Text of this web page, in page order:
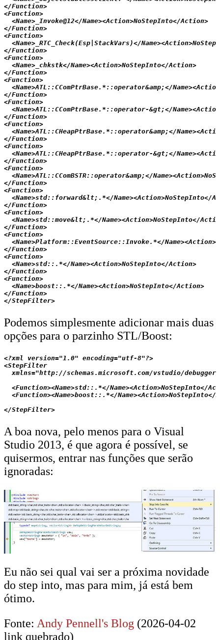
</Function>
<Function>
  <Name>_Invoke@12</Name><Action>NoStepInto</Action>
</Function>
<Function>
<Name>_RTC_Check(Esp|StackVars)</
</Function>
<Function>
  <Name>_chkstk</Name><Action>NoStepInto</Action>
</Function>
<Function>
<Name>ATL::CComPtrBase.*::operator&amp;</
</Function>
<Function>
<Name>ATL::CComPtrBase.*::operator-&gt;</
</Function>
<Function>
<Name>ATL::CHeapPtrBase.*::operator&amp;</
</Function>
<Function>
<Name>ATL::CHeapPtrBase.*::operator-&gt;</
</Function>
<Function>
<Name>ATL::CComBSTR::operator&amp;</
</Function>
<Function>
<Name>std::forward&lt;.*</Name><Action>NoStepInto</
</Function>
<Function>
<Name>std::move&lt;.*</Name><Action>NoStepInto</
</Function>
<Function>
<Name>Platform::EventSource::Invoke.*</
</Function>
<Function>
  <Name>std::.*</Name><Action>NoStepInto</Action>
</Function>
<Function>
  <Name>boost::.*</Name><Action>NoStepInto</Action>
</Function>
Podemos simplesmente adicionar mais duas
opções para o parzinho STL/Boost:
<?xml version="1.0" encoding="utf-8"?>
<StepFilter
xmlns="http://schemas.microsoft.com/vstudio/
<Function><Name>std::.*</Name><Action>NoStepInto</
<Function><Name>boost::.*</Name><Action>NoStepInto</
A boa nova, pelo menos para o Visual
Studio 2013, é que agora é possível, se
quisermos, entrar nas funções que serão
ignoradas:
Eu não sei qual vai ser a próxima novidade
do step into, mas para mim, já está bem
ótimo.
Fonte: Andy Pennell's Blog (2026-04-02
link quebrado)